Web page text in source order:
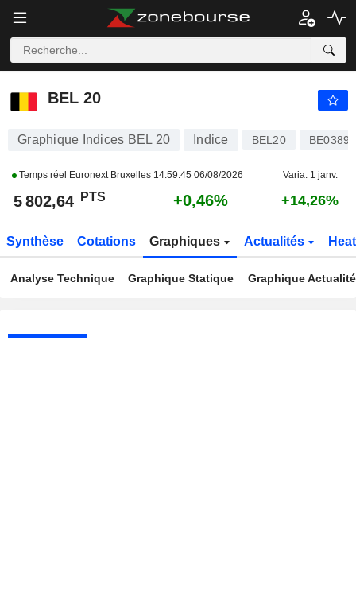
BEL 20
BEL 20
Graphique Indices BEL 20 Indice BEL20
Temps réel Euronext Bruxelles 14:59:45 06/08/2026 Varia. 1 janv.
5 802,64 PTS +0,46% +14,26%
Synthèse Cotations Graphiques Actualités
Analyse Technique Graphique Statique Graphique